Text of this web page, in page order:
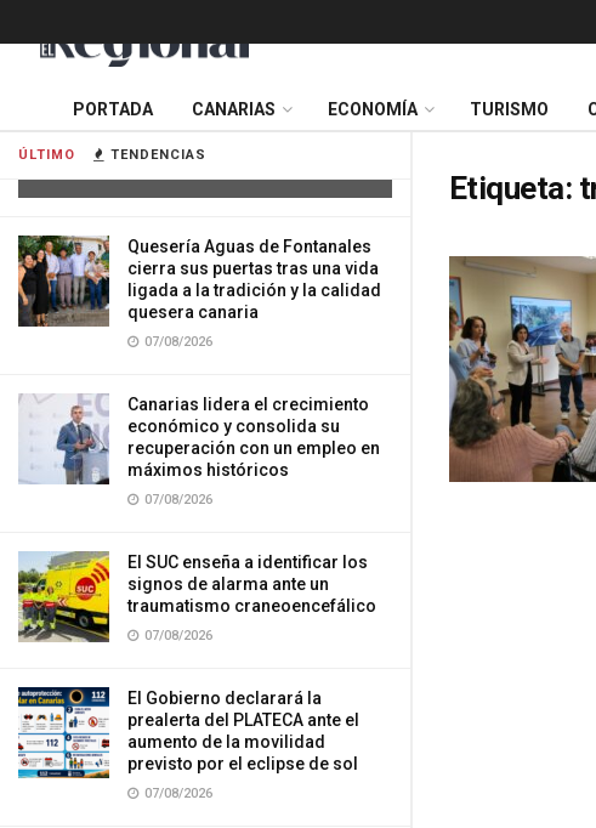
ÚLTIMO TENDENCIAS
impactar su vehículo contra una
Quesería Aguas de Fontanales
cierra sus puertas tras una vida
ligada a la tradición y la calidad
quesera canaria
07/08/2026
Canarias lidera el crecimiento
económico y consolida su
recuperación con un empleo en
máximos históricos
07/08/2026
El SUC enseña a identificar los
signos de alarma ante un
traumatismo craneoencefálico
07/08/2026
El Gobierno declarará la
prealerta del PLATECA ante el
aumento de la movilidad
previsto por el eclipse de sol
07/08/2026
PORTADA CANARIAS ECONOMÍA TURISMO
Etiqueta: